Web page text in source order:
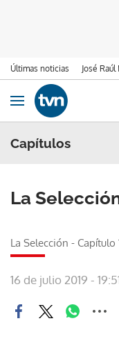
Últimas noticias José
Ir al contenido
Obrir navegació
Capítulos
La
La Selección - Capítulo
16 de julio 2019 -